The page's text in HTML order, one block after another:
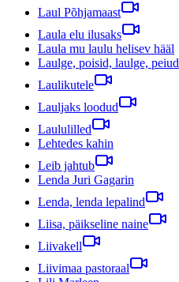
Laul Põhjamaast
Laula elu ilusaks
Laula mu laulu helisev hääl
Laulge, poisid, laulge, peiud
Laulikutele
Lauljaks loodud
Laululilled
Lehtedes kahin
Leib jahtub
Lenda Juri Gagarin
Lenda, lenda lepalind
Liisa, päikseline naine
Liivakell
Liivimaa pastoraal